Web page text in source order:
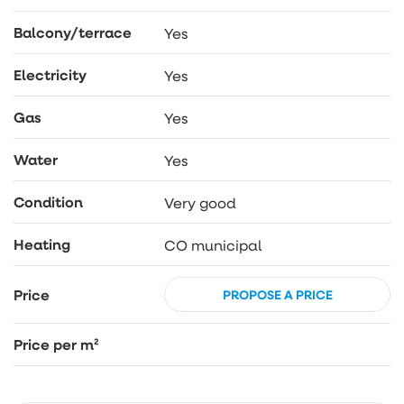
SERDECZNIE ZAPRASZAM NA PREZENTACJĘ!
Balcony/terrace Yes
Electricity Yes
Gas Yes
Water Yes
Condition Very good
Heating CO municipal
Price PROPOSE A PRICE
Price per m²